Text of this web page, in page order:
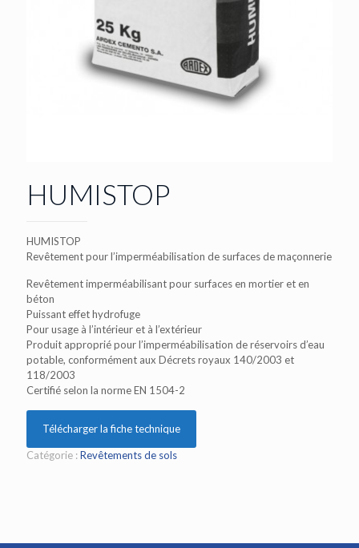
HUMISTOP
HUMISTOP
Revêtement pour l’imperméabilisation de surfaces de maçonnerie
Revêtement imperméabilisant pour surfaces en mortier et en
béton
Puissant effet hydrofuge
Pour usage à l’intérieur et à l’extérieur
Produit approprié pour l’imperméabilisation de réservoirs d’eau
potable, conformément aux Décrets royaux 140/2003 et
118/2003
Certifié selon la norme EN 1504-2
Télécharger la fiche technique
Catégorie :Revêtements de sols